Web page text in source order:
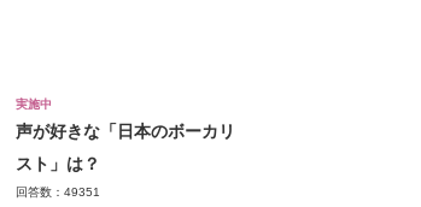
実施中
声が好きな「日本のボーカリ
スト」は？
回答数：49351